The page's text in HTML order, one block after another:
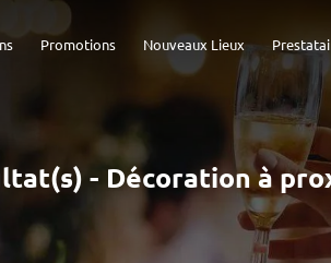
Nouveaux Lieux
Promotions
- Décoration à